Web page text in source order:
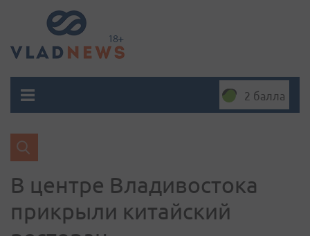
2 балла
В центре Владивостока
прикрыли китайский